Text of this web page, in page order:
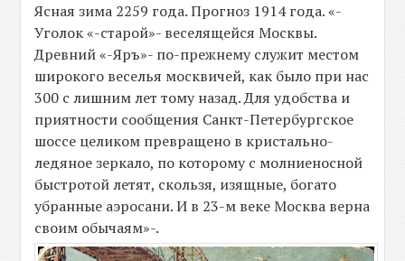
Ясная зима 2259 года. Прогноз 1914 года. «-
Уголок «-старой»- веселящейся Москвы.
Древний «-Яръ»- по-прежнему служит местом
широкого веселья москвичей, как было при нас
300 с лишним лет тому назад. Для удобства и
приятности сообщения Санкт-Петербургское
шоссе целиком превращено в кристально-
ледяное зеркало, по которому с молниеносной
быстротой летят, скользя, изящные, богато
убранные аэросани. И в 23-м веке Москва верна
своим обычаям»-.